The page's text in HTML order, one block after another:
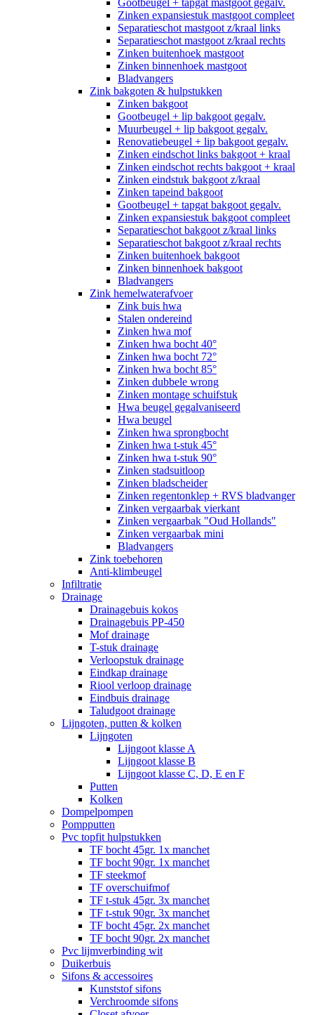
Gootbeugel + tapgat mastgoot gegalv.
Zinken expansiestuk mastgoot compleet
Separatieschot mastgoot z/kraal links
Separatieschot mastgoot z/kraal rechts
Zinken buitenhoek mastgoot
Zinken binnenhoek mastgoot
Bladvangers
Zink bakgoten & hulpstukken
Zinken bakgoot
Gootbeugel + lip bakgoot gegalv.
Muurbeugel + lip bakgoot gegalv.
Renovatiebeugel + lip bakgoot gegalv.
Zinken eindschot links bakgoot + kraal
Zinken eindschot rechts bakgoot + kraal
Zinken eindstuk bakgoot z/kraal
Zinken tapeind bakgoot
Gootbeugel + tapgat bakgoot gegalv.
Zinken expansiestuk bakgoot compleet
Separatieschot bakgoot z/kraal links
Separatieschot bakgoot z/kraal rechts
Zinken buitenhoek bakgoot
Zinken binnenhoek bakgoot
Bladvangers
Zink hemelwaterafvoer
Zink buis hwa
Stalen ondereind
Zinken hwa mof
Zinken hwa bocht 40°
Zinken hwa bocht 72°
Zinken hwa bocht 85°
Zinken dubbele wrong
Zinken montage schuifstuk
Hwa beugel gegalvaniseerd
Hwa beugel
Zinken hwa sprongbocht
Zinken hwa t-stuk 45°
Zinken hwa t-stuk 90°
Zinken stadsuitloop
Zinken bladscheider
Zinken regentonklep + RVS bladvanger
Zinken vergaarbak vierkant
Zinken vergaarbak "Oud Hollands"
Zinken vergaarbak mini
Bladvangers
Zink toebehoren
Anti-klimbeugel
Infiltratie
Drainage
Drainagebuis kokos
Drainagebuis PP-450
Mof drainage
T-stuk drainage
Verloopstuk drainage
Eindkap drainage
Riool verloop drainage
Eindbuis drainage
Taludgoot drainage
Lijngoten, putten & kolken
Lijngoten
Lijngoot klasse A
Lijngoot klasse B
Lijngoot klasse C, D, E en F
Putten
Kolken
Dompelpompen
Pompputten
Pvc topfit hulpstukken
TF bocht 45gr. 1x manchet
TF bocht 90gr. 1x manchet
TF steekmof
TF overschuifmof
TF t-stuk 45gr. 3x manchet
TF t-stuk 90gr. 3x manchet
TF bocht 45gr. 2x manchet
TF bocht 90gr. 2x manchet
Pvc lijmverbinding wit
Duikerbuis
Sifons & accessoires
Kunststof sifons
Verchroomde sifons